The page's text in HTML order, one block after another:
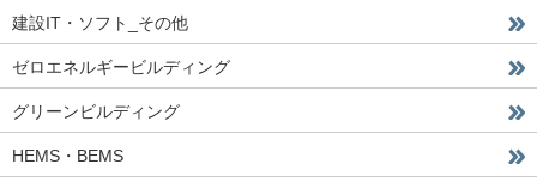
建設IT・ソフト_その他
ゼロエネルギービルディング
グリーンビルディング
HEMS・BEMS